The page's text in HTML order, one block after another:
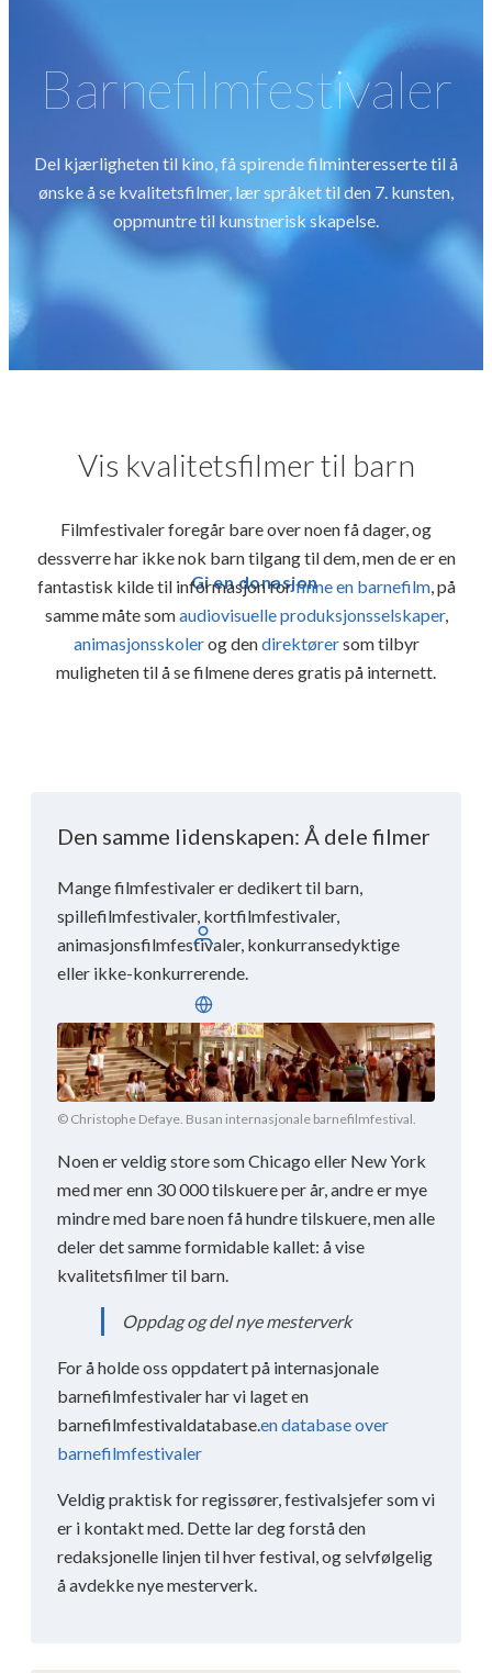
Gi en donasjon
Logg inn
Norsk
Barnefilmfestivaler
Del kjærligheten til kino, få spirende filminteresserte til å
ønske å se kvalitetsfilmer, lær språket til den 7. kunsten,
oppmuntre til kunstnerisk skapelse.
Vis kvalitetsfilmer til barn
Filmfestivaler foregår bare over noen få dager, og
dessverre har ikke nok barn tilgang til dem, men de er en
fantastisk kilde til informasjon forfinne en barnefilm,på
samme måte somaudiovisuelle produksjonsselskaper,
animasjonsskolerog dendirektørersom tilbyr
muligheten til å se filmene deres gratis på internett.
Den samme lidenskapen: Å dele filmer
Mange filmfestivaler er dedikert til barn,
spillefilmfestivaler, kortfilmfestivaler,
animasjonsfilmfestivaler, konkurransedyktige
eller ikke-konkurrerende.
© Christophe Defaye. Busan internasjonale barnefilmfestival.
Noen er veldig store som Chicago eller New York
med mer enn 30 000 tilskuere per år, andre er mye
mindre med bare noen få hundre tilskuere, men alle
deler det samme formidable kallet: å vise
kvalitetsfilmer til barn.
Oppdag og del nye mesterverk
For å holde oss oppdatert på internasjonale
barnefilmfestivaler har vi laget en
barnefilmfestivaldatabase.en database over
barnefilmfestivaler
Veldig praktisk for regissører, festivalsjefer som vi
er i kontakt med. Dette lar deg forstå den
redaksjonelle linjen til hver festival, og selvfølgelig
å avdekke nye mesterverk.